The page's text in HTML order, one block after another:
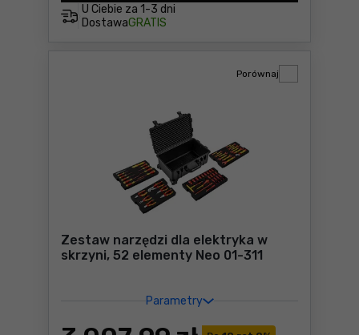
U Ciebie za 1-3 dni
DostawaGRATIS
Zestaw narzędzi dla elektryka w
skrzyni, 52 elementy Neo 01-311
Parametry
Porównaj